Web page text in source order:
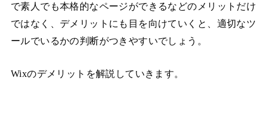
で素人でも本格的なページができるなどのメリットだけ
ではなく、デメリットにも目を向けていくと、適切なツ
ールでいるかの判断がつきやすいでしょう。
Wixのデメリットを解説していきます。